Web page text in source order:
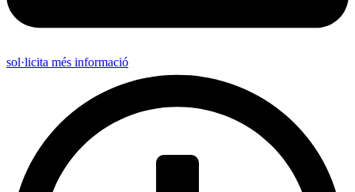
sol·licita més informació